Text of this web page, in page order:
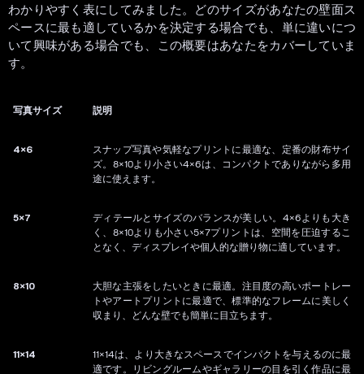
わかりやすく表にしてみました。どのサイズがあなたの壁面ス
ペースに最も適しているかを決定する場合でも、単に違いにつ
いて興味がある場合でも、この概要はあなたをカバーしていま
す。
写真サイズ 説明
4×6
スナップ写真や気軽なプリントに最適な、定番の財布サイ
ズ。8×10より小さい4×6は、コンパクトでありながら多用
途に使えます。
5×7
ディテールとサイズのバランスが美しい。4×6よりも大き
く、8×10よりも小さい5×7プリントは、空間を圧迫するこ
となく、ディスプレイや個人的な贈り物に適しています。
8×10
大胆な主張をしたいときに最適。注目度の高いポートレー
トやアートプリントに最適で、標準的なフレームに美しく
収まり、どんな壁でも簡単に目立ちます。
11×14
11×14は、より大きなスペースでインパクトを与えるのに最
適です。リビングルームやギャラリーの目を引く作品に最